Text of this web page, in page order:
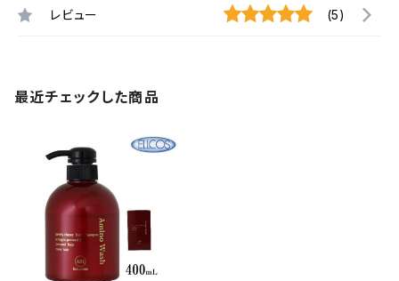
レビュー (5)
最近チェックした商品